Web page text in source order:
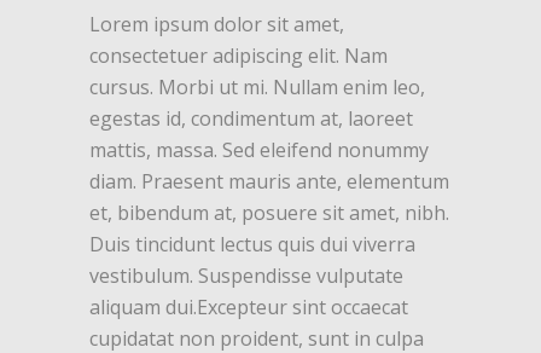
Lorem ipsum dolor sit amet,
consectetuer adipiscing elit. Nam
cursus. Morbi ut mi. Nullam enim leo,
egestas id, condimentum at, laoreet
mattis, massa. Sed eleifend nonummy
diam. Praesent mauris ante, elementum
et, bibendum at, posuere sit amet, nibh.
Duis tincidunt lectus quis dui viverra
vestibulum. Suspendisse vulputate
aliquam dui.Excepteur sint occaecat
cupidatat non proident, sunt in culpa